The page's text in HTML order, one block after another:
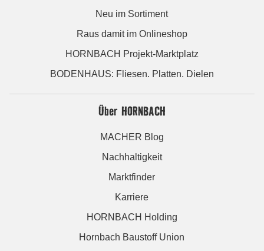
Neu im Sortiment
Raus damit im Onlineshop
HORNBACH Projekt-Marktplatz
BODENHAUS: Fliesen. Platten. Dielen
Über HORNBACH
MACHER Blog
Nachhaltigkeit
Marktfinder
Karriere
HORNBACH Holding
Hornbach Baustoff Union